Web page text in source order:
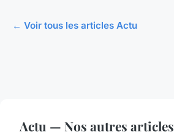
← Voir tous les articles Actu
Actu — Nos autres articles